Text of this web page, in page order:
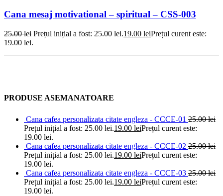
Cana mesaj motivational – spiritual – CSS-003
25.00lei Prețul inițial a fost: 25.00 lei.19.00 leiPrețul curent este:
19.00 lei.
PRODUSE ASEMANATOARE
Cana cafea personalizata citate engleza - CCCE-01 25.00lei
Prețul inițial a fost: 25.00 lei.19.00 leiPrețul curent este:
19.00 lei.
Cana cafea personalizata citate engleza - CCCE-02 25.00lei
Prețul inițial a fost: 25.00 lei.19.00 leiPrețul curent este:
19.00 lei.
Cana cafea personalizata citate engleza - CCCE-03 25.00lei
Prețul inițial a fost: 25.00 lei.19.00 leiPrețul curent este:
19.00 lei.